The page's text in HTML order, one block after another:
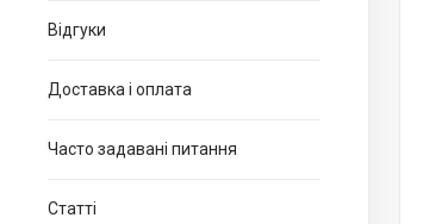
Відгуки
Доставка і оплата
Часто задавані питання
Статті